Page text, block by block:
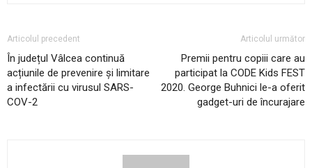
Articolul precedent
În județul Vâlcea continuă
acțiunile de prevenire și limitare
a infectării cu virusul SARS-
COV-2
Articolul următor
Premii pentru copiii care au
participat la CODE Kids FEST
2020. George Buhnici le-a oferit
gadget-uri de încurajare